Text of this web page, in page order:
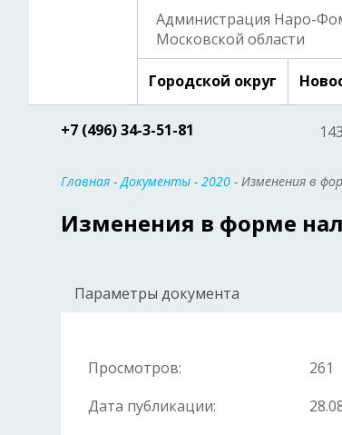
Администрация Наро-
Московской области
Городской округ
+7 (496) 34-3-51-81
Главная -Документы - 2020 - Изменения в
Изменения в форме
Параметры документа
Просмотров:
261
Дата публикации: